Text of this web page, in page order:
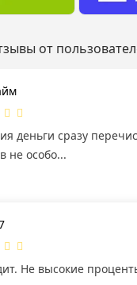
от
деньги сразу
не особо...
Не высокие